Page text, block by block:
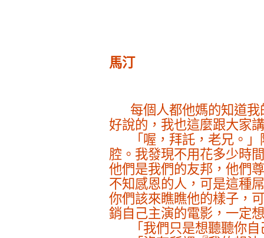
馬汀
每個人都他媽的知道
好說的，我也這麼跟大家
「喔，拜託，老兄。
腔。我發現不用花多少時
他們是我們的友邦，他們
不知感恩的人，可是這種
你們該來瞧瞧他的樣子，
銷自己主演的電影，一定
「我們只是想聽聽你